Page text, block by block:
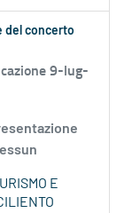
del concerto
9-lug-
E